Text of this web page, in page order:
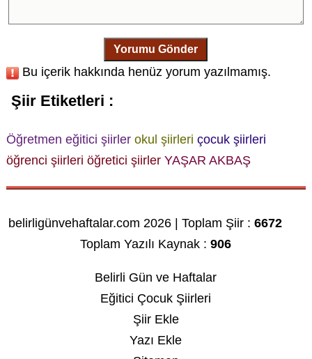
Yorumu Gönder
Bu içerik hakkında henüz yorum yazılmamış.
Şiir Etiketleri :
Öğretmen eğitici şiirler okul şiirleri çocuk şiirleri
öğrenci şiirleri öğretici şiirler YAŞAR AKBAŞ
belirligünvehaftalar.com 2026 | Toplam Şiir :6672
Toplam Yazılı Kaynak :906
Belirli Gün ve Haftalar
Eğitici Çocuk Şiirleri
Şiir Ekle
Yazı Ekle